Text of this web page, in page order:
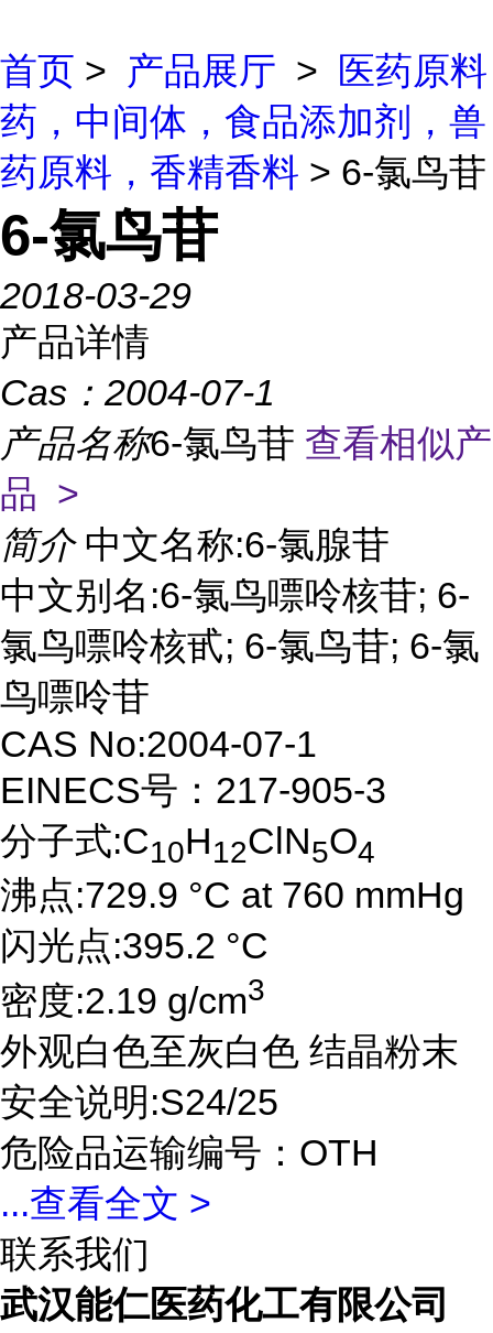
首页 > 产品展厅 >
医药原料
药，中间体，食品添加剂，兽
药原料，香精香料 > 6-氯鸟苷
6-氯鸟苷
2018-03-29
产品详情
Cas： 2004-07-1
产品名称6-氯鸟苷 查看相似产
品 >
简介 中文名称:6-氯腺苷
中文别名:6-氯鸟嘌呤核苷; 6-
氯鸟嘌呤核甙; 6-氯鸟苷; 6-氯
鸟嘌呤苷
CAS No:2004-07-1
EINECS号：217-905-3
分子式:C10H12ClN5O4
沸点:729.9 °C at 760 mmHg
闪光点:395.2 °C
密度:2.19 g/cm3
外观白色至灰白色 结晶粉末
安全说明:S24/25
危险品运输编号：OTH
...查看全文 >
联系我们
武汉能仁医药化工有限公司